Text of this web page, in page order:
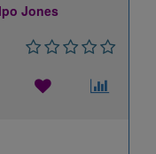
Jones